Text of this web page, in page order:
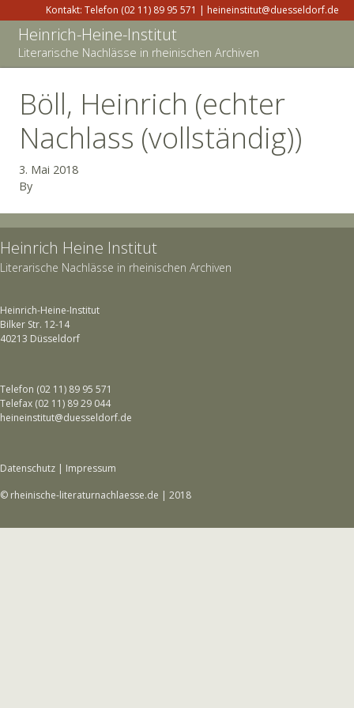
Kontakt: Telefon (02 11) 89 95 571 | heineinstitut@duesseldorf.de
Heinrich-Heine-Institut
Literarische Nachlässe in rheinischen Archiven
Böll, Heinrich (echter
Nachlass (vollständig))
3. Mai 2018
By
Heinrich Heine Institut
Literarische Nachlässe in rheinischen Archiven
Heinrich-Heine-Institut
Bilker Str. 12-14
40213 Düsseldorf
Telefon (02 11) 89 95 571
Telefax (02 11) 89 29 044
heineinstitut@duesseldorf.de
Datenschutz | Impressum
© rheinische-literaturnachlaesse.de | 2018